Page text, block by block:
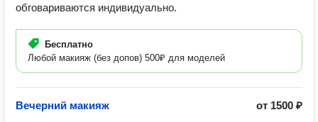
обговариваются индивидуально.
Бесплатно
Любой макияж (без допов) 500₽ для моделей
Вечерний макияж от 1500 ₽